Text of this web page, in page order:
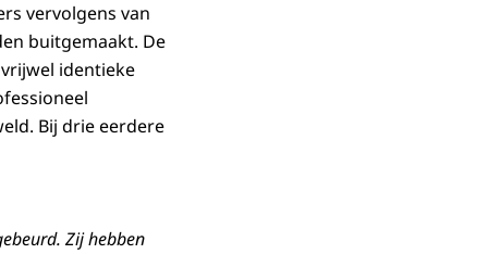
vervolgens van
buitgemaakt. De
identieke
Bij drie eerdere
Zij hebben